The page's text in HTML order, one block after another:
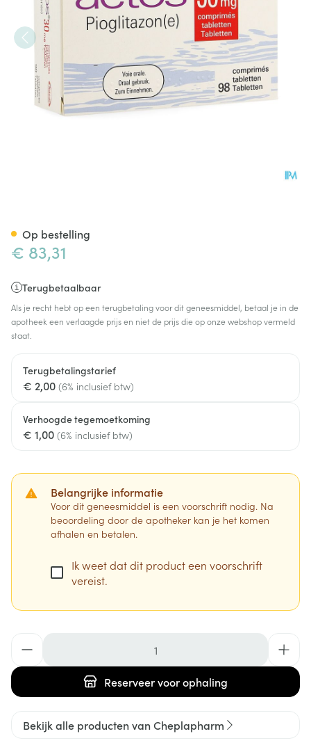
€ 83,31
Terugbetaalbaar
Als je recht hebt op een terugbetaling voor dit geneesmiddel, betaal je in de
apotheek een verlaagde prijs en niet de prijs die op onze webshop vermeld
staat.
Terugbetalingstarief
€ 2,00 (6% inclusief btw)
Verhoogde tegemoetkoming
€ 1,00 (6% inclusief btw)
Belangrijke informatie
Voor dit geneesmiddel is een voorschrift nodig. Na
beoordeling door de apotheker kan je het komen
afhalen en betalen.
Ik weet dat dit product een voorschrift
vereist.
Reserveervoor ophaling
Op bestelling
Bekijk alle producten van Cheplapharm